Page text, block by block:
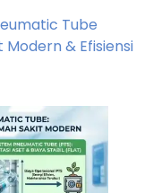
Tube
Modern & Efisiensi